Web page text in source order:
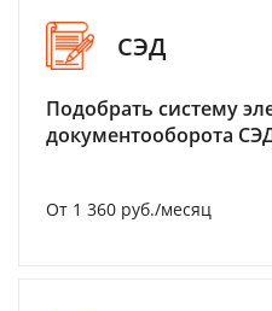
СЭД
Подобрать систему
документооборота
От 1 360 руб./месяц